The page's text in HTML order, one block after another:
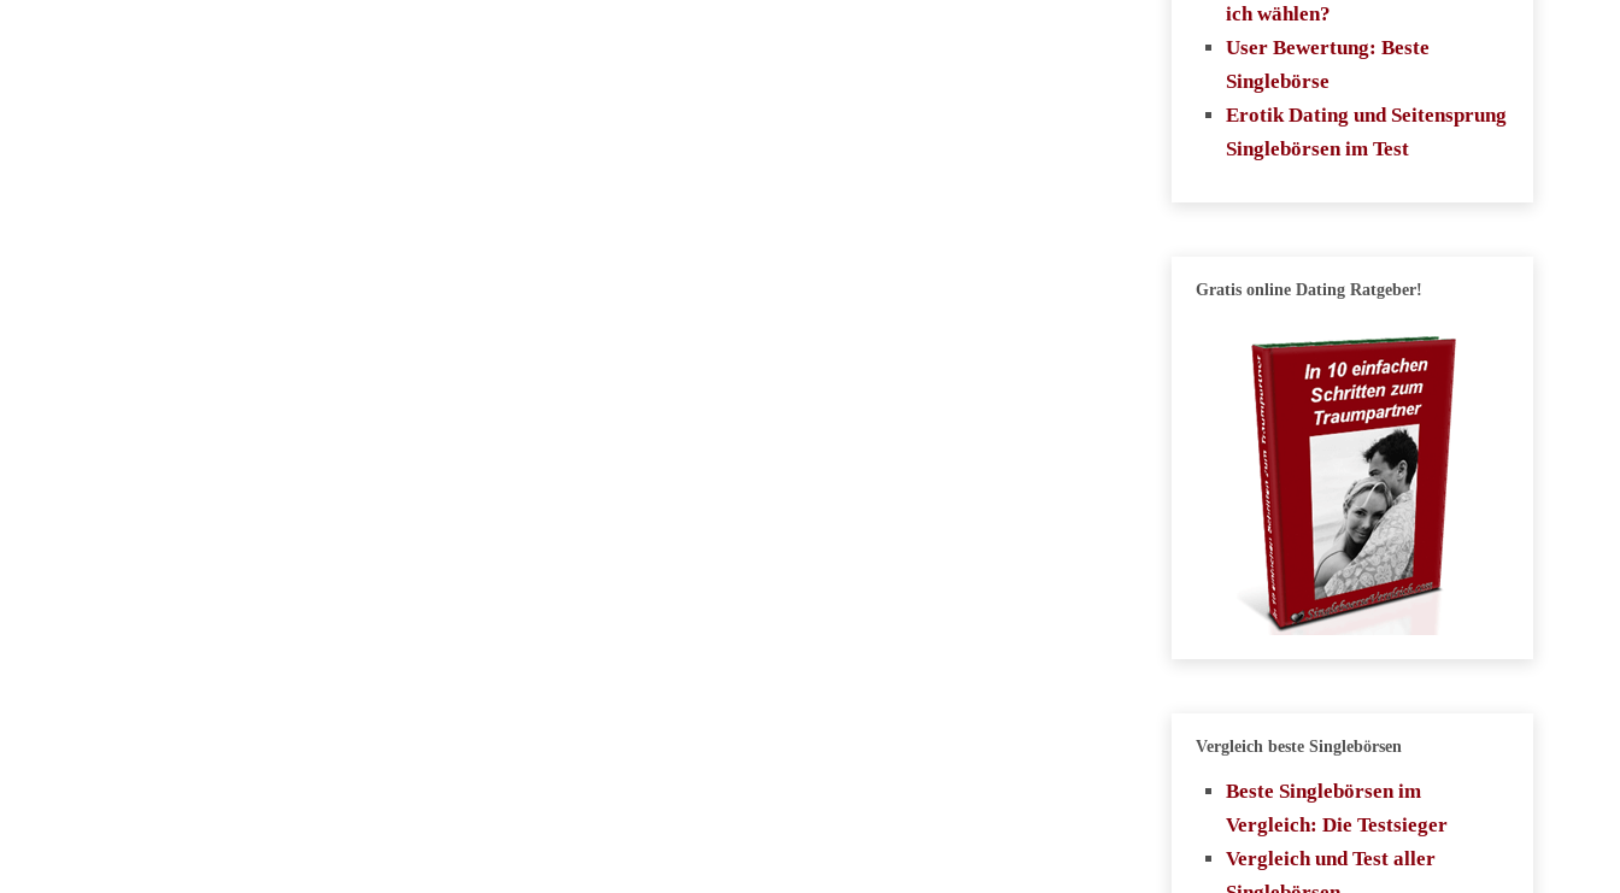
ich wählen?
User Bewertung: Beste
Singlebörse
Erotik Dating und Seitensprung
Singlebörsen im Test
Gratis online Dating Ratgeber!
Vergleich beste Singlebörsen
Beste Singlebörsen im
Vergleich: Die Testsieger
Vergleich und Test aller